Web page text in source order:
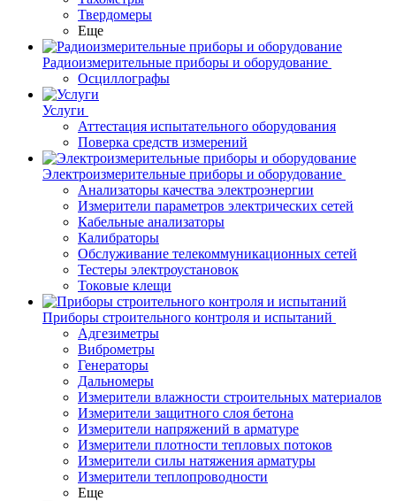
Твердомеры
Еще
Радиоизмерительные приборы и оборудование
Осциллографы
Услуги
Аттестация испытательного оборудования
Поверка средств измерений
Электроизмерительные приборы и оборудование
Анализаторы качества электроэнергии
Измерители параметров электрических сетей
Кабельные анализаторы
Калибраторы
Обслуживание телекоммуникационных сетей
Тестеры электроустановок
Токовые клещи
Приборы строительного контроля и испытаний
Адгезиметры
Виброметры
Генераторы
Дальномеры
Измерители влажности строительных материалов
Измерители защитного слоя бетона
Измерители напряжений в арматуре
Измерители плотности тепловых потоков
Измерители силы натяжения арматуры
Измерители теплопроводности
Еще